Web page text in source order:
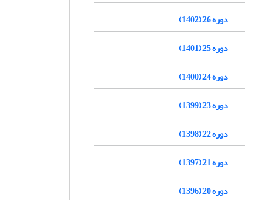
دوره 26 (1402)
دوره 25 (1401)
دوره 24 (1400)
دوره 23 (1399)
دوره 22 (1398)
دوره 21 (1397)
دوره 20 (1396)